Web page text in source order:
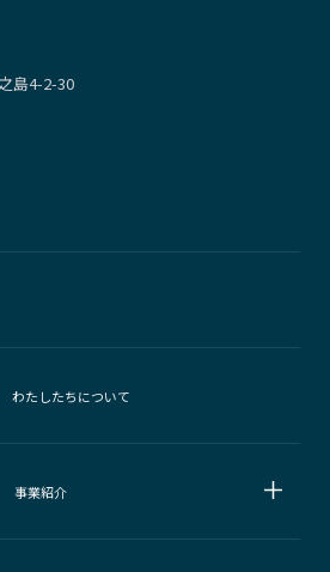
島4-2-30
わたしたちについて
事業紹介